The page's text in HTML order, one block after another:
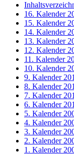
16. Kalender
15. Kalender
14. Kalender
13. Kalender
12. Kalender
11. Kalender
10. Kalender
9. Kalender
8. Kalender
7. Kalender
6. Kalender
5. Kalender
4. Kalender
3. Kalender
2. Kalender
1. Kalender